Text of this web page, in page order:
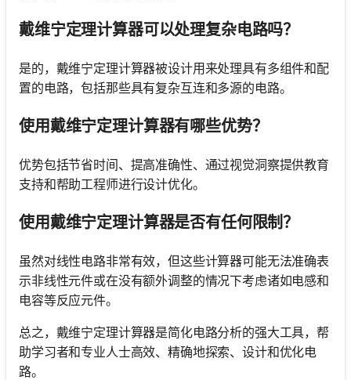
戴维宁定理计算器可以处理复杂电路吗？
是的，戴维宁定理计算器被设计用来处理具有多组件和配
置的电路，包括那些具有复杂互连和多源的电路。
使用戴维宁定理计算器有哪些优势？
优势包括节省时间、提高准确性、通过视觉洞察提供教育
支持和帮助工程师进行设计优化。
使用戴维宁定理计算器是否有任何限制？
虽然对线性电路非常有效，但这些计算器可能无法准确表
示非线性元件或在没有额外调整的情况下考虑诸如电感和
电容等反应元件。
总之，戴维宁定理计算器是简化电路分析的强大工具，帮
助学习者和专业人士高效、精确地探索、设计和优化电
路。